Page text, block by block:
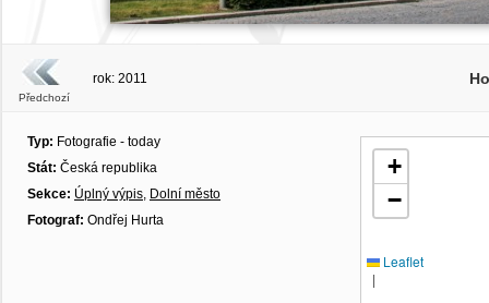
Předchozí
rok: 2011
Typ: Fotografie - today
Stát: Česká republika
Sekce: Úplný výpis, Dolní město
Fotograf: Ondřej Hurta
+
−
Leaflet
|